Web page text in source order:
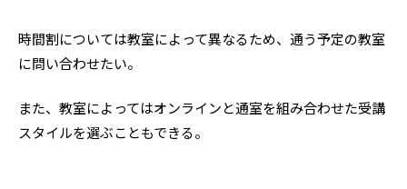
時間割については教室によって異なるため、通う予定の教室
に問い合わせたい。
また、教室によってはオンラインと通室を組み合わせた受講
スタイルを選ぶこともできる。